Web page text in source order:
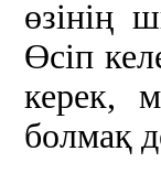
өзінің
Өсіп
керек,
болмақ